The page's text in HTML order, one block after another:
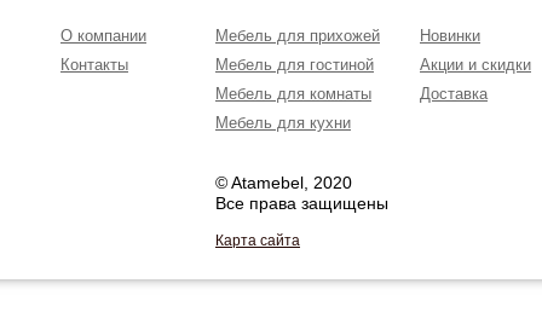
О компании
Контакты
Мебель для прихожей
Мебель для гостиной
Мебель для комнаты
Мебель для кухни
Новинки
Акции и скидки
Доставка
© Atamebel, 2020
Все права защищены
Карта сайта